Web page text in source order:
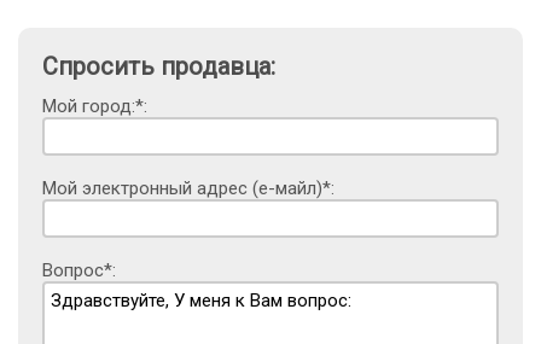
Спросить продавца:
Мой город:*:
Мой электронный адрес (е-майл)*:
Вопрос*: